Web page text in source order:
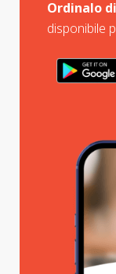
Ordinalo
disponibile